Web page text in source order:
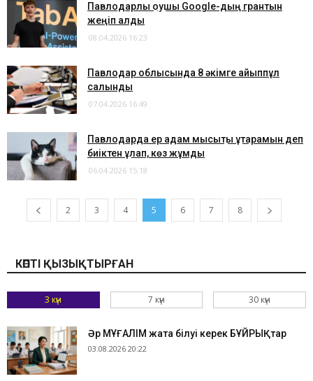
Павлодарлық оқушы Google-дың грантын
жеңіп алды
08.04.2026 16:23
Павлодар облысында 8 әкімге айыппұл
салынды
07.04.2026 16:49
Павлодарда ер адам мысықты құтқарамын деп
биіктен құлап, көз жұмды
06.04.2026 15:18
2 3 4 5 6 7 8
КӨПТІ ҚЫЗЫҚТЫРҒАН
3 күн 7 күн 30 күн
Әр МҰҒАЛІМ жатқа білуі керек БҰЙРЫҚтар
03.08.2026 20:22